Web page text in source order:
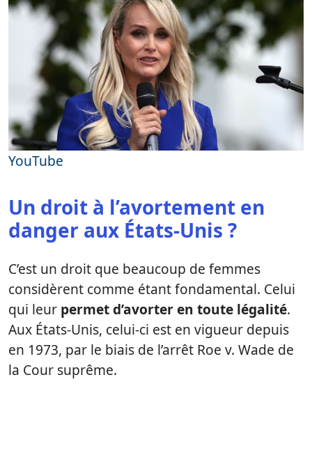
YouTube
Un droit à l’avortement en
danger aux États-Unis ?
C’est un droit que beaucoup de femmes
considèrent comme étant fondamental. Celui
qui leur permet d’avorter en toute légalité.
Aux États-Unis, celui-ci est en vigueur depuis
en 1973, par le biais de l’arrêt Roe v. Wade de
la Cour suprême.